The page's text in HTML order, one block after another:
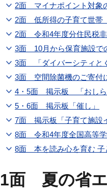
2面 マイナポイント対象
2面 低所得の子育て世帯
2面 令和4年度分住民税
3面 10月から保育施設で
3面 「ダイバーシティと
3面 空間除菌機のご寄付
4・5面 掲示板 「おしら
5・6面 掲示板「催し」
7面 掲示板「子育て施設
8面 令和4年度全国高等
8面
1面 夏の省エ